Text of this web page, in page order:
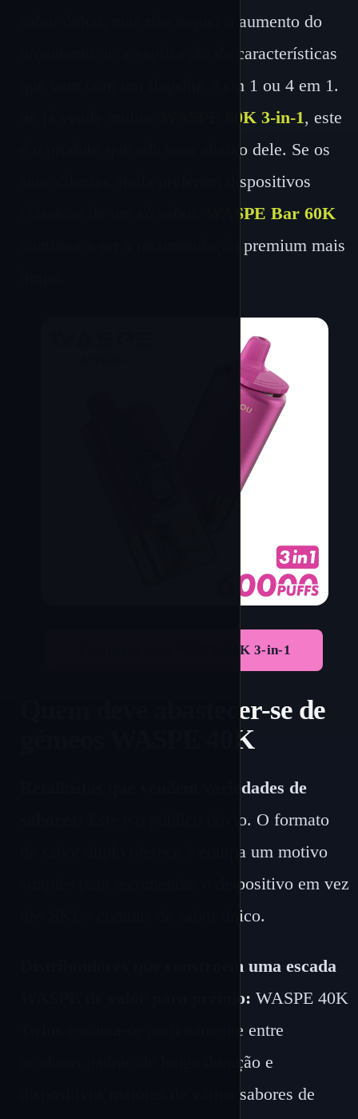
sabor único, mas não requer o aumento do
orçamento ou a explicação de características
que vem com um flagship 3 em 1 ou 4 em 1.
WASPE 60K 3-in-1, este
é o produto que adiciona abaixo dele. Se os
seus clientes ainda preferem dispositivos
WASPE Bar 60K
continua a ser a recomendação premium mais
Comparar com WASPE 60K 3-in-1
Quem deve abastecer-se de
gémeos WASPE 40K
Retalhistas que vendem variedades de
Este é o público óbvio. O formato
de sabor duplo oferece à equipa um motivo
simples para recomendar o dispositivo em vez
dos SKUs comuns de sabor único.
Distribuidores que constroem uma escada
WASPE de valor para prémio: WASPE 40K
Twins encaixa-se perfeitamente entre
produtos padrão de longa duração e
dispositivos maiores de vários sabores de